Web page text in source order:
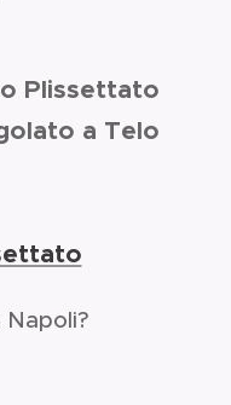
Plissettato
a Telo
Napoli?